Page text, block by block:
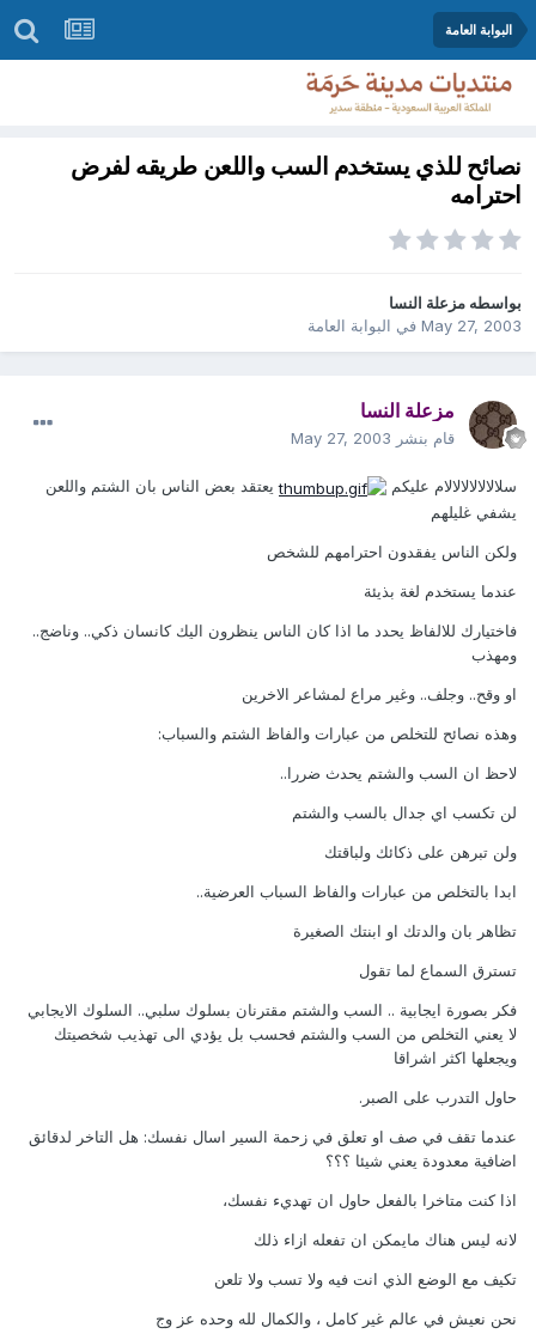
البوابة العامة
نصائح للذي يستخدم السب واللعن طريقه لفرض
احترامه
بواسطه مزعلة النسا
May 27, 2003في البوابة العامة
مزعلة النسا
قام بنشر May 27, 2003
سلالالالالالالام عليكم
يعتقد بعض الناس بان الشتم واللعن
يشفي غليلهم
ولكن الناس يفقدون احترامهم للشخص
عندما يستخدم لغة بذيئة
فاختيارك للالفاظ يحدد ما اذا كان الناس ينظرون اليك كانسان ذكي.. وناضج..
ومهذب
او وقح.. وجلف.. وغير مراع لمشاعر الاخرين
وهذه نصائح للتخلص من عبارات والفاظ الشتم والسباب:
لاحظ ان السب والشتم يحدث ضررا..
لن تكسب اي جدال بالسب والشتم
ولن تبرهن على ذكائك ولباقتك
ابدا بالتخلص من عبارات والفاظ السباب العرضية..
تظاهر بان والدتك او ابنتك الصغيرة
تسترق السماع لما تقول
فكر بصورة ايجابية .. السب والشتم مقترنان بسلوك سلبي.. السلوك الايجابي
لا يعني التخلص من السب والشتم فحسب بل يؤدي الى تهذيب شخصيتك
ويجعلها اكثر اشراقا
حاول التدرب على الصبر.
عندما تقف في صف او تعلق في زحمة السير اسال نفسك: هل التاخر لدقائق
اضافية معدودة يعني شيئا ؟؟؟
اذا كنت متاخرا بالفعل حاول ان تهديء نفسك،
لانه ليس هناك مايمكن ان تفعله ازاء ذلك
تكيف مع الوضع الذي انت فيه ولا تسب ولا تلعن
نحن نعيش في عالم غير كامل ، والكمال لله وحده عز وج